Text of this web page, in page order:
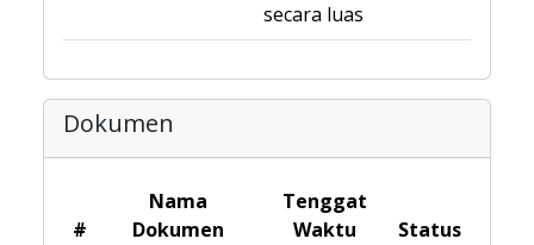
secara luas
Dokumen
#
Nama
Dokumen
Tenggat
Waktu
Status